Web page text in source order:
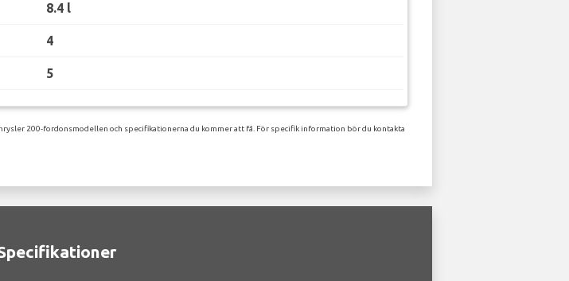
8.4 l
4
5
200-fordonsmodellen och specifikationerna du kommer att få. För specifik information bör du kontakta